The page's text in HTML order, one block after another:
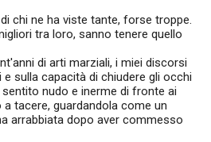
chi ne ha viste tante, forse troppe.
tra loro, sanno tenere quello
di arti marziali, i miei discorsi
sulla capacità di chiudere gli occhi
nudo e inerme di fronte ai
tacere, guardandola come un
arrabbiata dopo aver commesso